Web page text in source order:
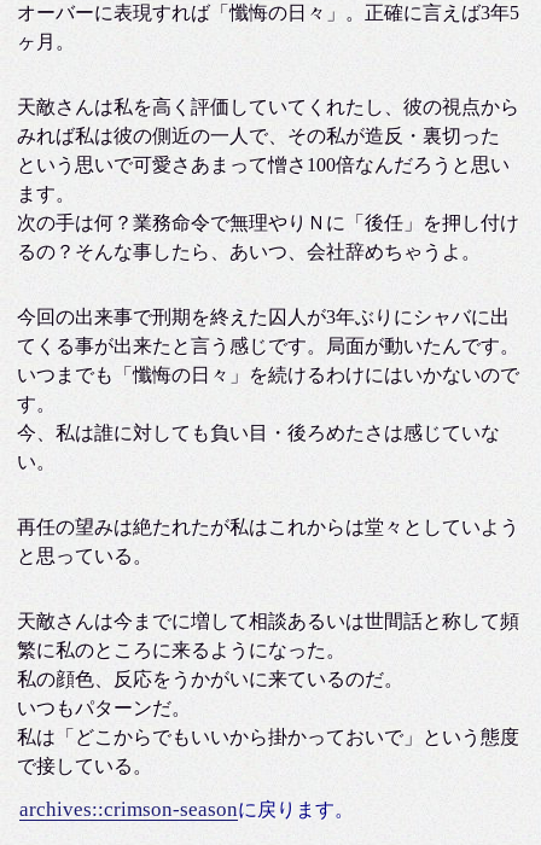
オーバーに表現すれば「懺悔の日々」。正確に言えば3年5
ヶ月。
天敵さんは私を高く評価していてくれたし、彼の視点から
みれば私は彼の側近の一人で、その私が造反・裏切った
という思いで可愛さあまって憎さ100倍なんだろうと思い
ます。
次の手は何？業務命令で無理やりＮに「後任」を押し付け
るの？そんな事したら、あいつ、会社辞めちゃうよ。
今回の出来事で刑期を終えた囚人が3年ぶりにシャバに出
てくる事が出来たと言う感じです。局面が動いたんです。
いつまでも「懺悔の日々」を続けるわけにはいかないので
す。
今、私は誰に対しても負い目・後ろめたさは感じていな
い。
再任の望みは絶たれたが私はこれからは堂々としていよう
と思っている。
天敵さんは今までに増して相談あるいは世間話と称して頻
繁に私のところに来るようになった。
私の顔色、反応をうかがいに来ているのだ。
いつもパターンだ。
私は「どこからでもいいから掛かっておいで」という態度
で接している。
archives::crimson-seasonに戻ります。